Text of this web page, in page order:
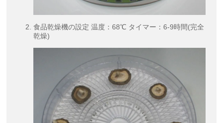
食品乾燥機の設定 温度：68℃ タイマー：6-9時間(完全
乾燥)